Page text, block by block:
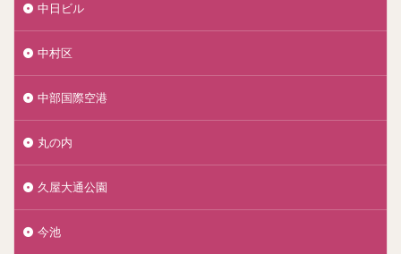
中日ビル
中村区
中部国際空港
丸の内
久屋大通公園
今池